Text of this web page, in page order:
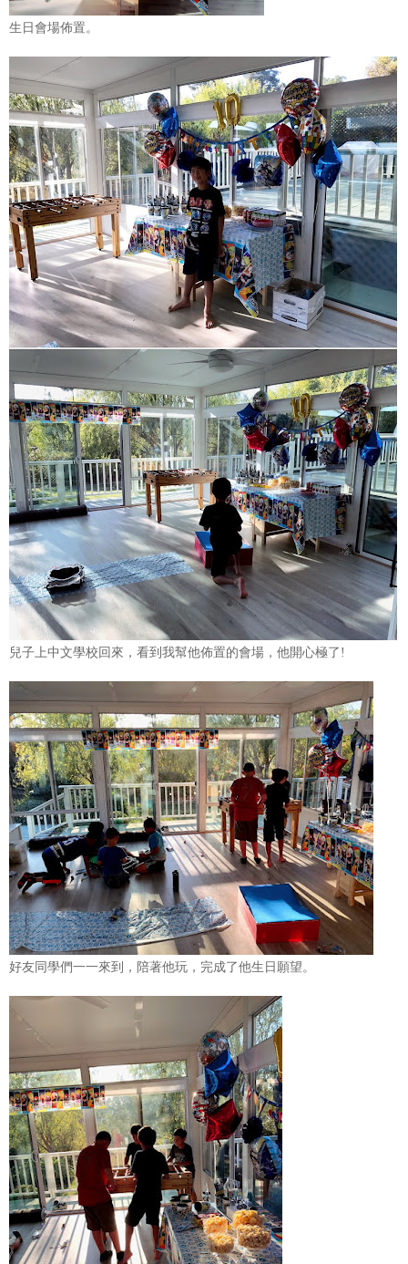
生日會場佈置。
兒子上中文學校回來，看到我幫他佈置的會場，他開心極了!
好友同學們一一來到，陪著他玩，完成了他生日願望。